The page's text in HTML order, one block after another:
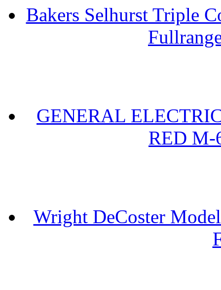
Bakers Selhurst Triple
GENERAL
RED M-
Wright DeCoster